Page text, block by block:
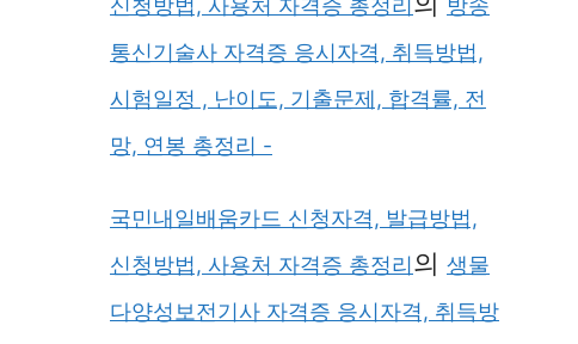
신청방법, 사용처 자격증 총정리
방송
통신기술사 자격증 응시자격, 취득방법,
시험일정 , 난이도, 기출문제, 합격률, 전
망, 연봉 총정리 -
국민내일배움카드 신청자격, 발급방법,
신청방법, 사용처 자격증 총정리의 생물
다양성보전기사 자격증 응시자격, 취득방